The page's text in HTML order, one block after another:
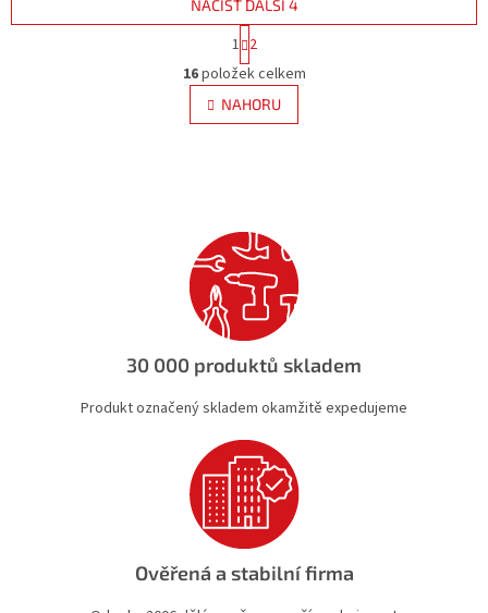
O
v
l
á
p
r
v
k
y
ý
p
s
u
NAČÍST DALŠÍ 4
S
t
r
á
n
k
1 2
16položek celkem
NAHORU
30 000 produktů skladem
Produkt označený skladem okamžitě expedujeme
Ověřená a stabilní firma